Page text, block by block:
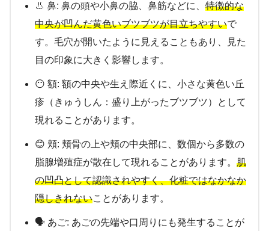
👃 鼻: 鼻の頭や小鼻の脇、鼻筋などに、 特徴的な
中央が凹んだ黄色いブツブツが目立ちやすいで
す。毛穴が開いたように見えることもあり、見た
目の印象に大きく影響します。
😶 額: 額の中央や生え際近くに、小さな黄色い丘
疹（きゅうしん：盛り上がったブツブツ）として
現れることがあります。
😊 頬: 頬骨の上や頬の中央部に、数個から多数の
脂腺増殖症が散在して現れることがあります。 肌
の凹凸として認識されやすく、化粧ではなかなか
隠しきれないことがあります。
🗣️ あご: あごの先端や口周りにも発生することが